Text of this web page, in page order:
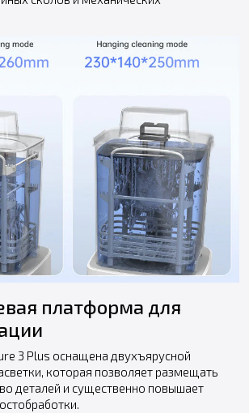
платформа для
3 Plus оснащена двухъярусной
которая позволяет размещать
деталей и существенно повышает